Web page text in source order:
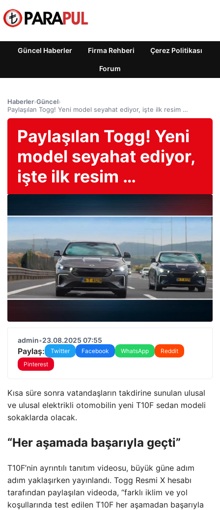
Güncel Haberler Firma Rehberi Çerez Politikası
Forum
Haberler›Güncel›
Paylaşılan Togg! Yeni model seyahat ediyor, işte ilk resim …
Paylaşılan Togg! Yeni
model seyahat ediyor,
işte ilk resim …
admin•23.08.2025 07:55
Paylaş: Twitter Facebook WhatsApp
Reddit
Pinterest
Kısa süre sonra vatandaşların takdirine sunulan ulusal
ve ulusal elektrikli otomobilin yeni T10F sedan modeli
sokaklarda olacak.
“Her aşamada başarıyla geçti”
T10F’nin ayrıntılı tanıtım videosu, büyük güne adım
adım yaklaşırken yayınlandı. Togg Resmi X hesabı
tarafından paylaşılan videoda, “farklı iklim ve yol
koşullarında test edilen T10F her aşamadan başarıyla